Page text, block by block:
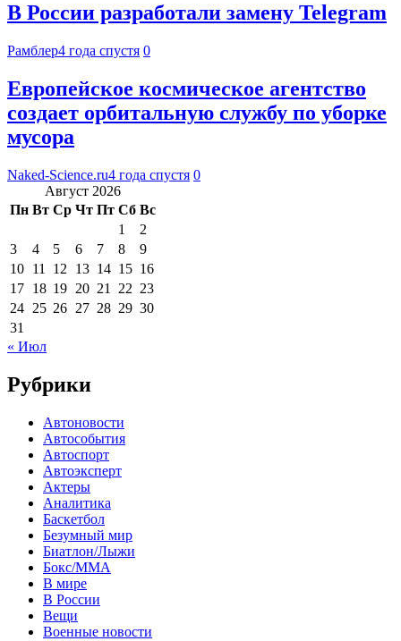
В России разработали замену Telegram
Рамблер4 года спустя 0
Европейское космическое агентство
создает орбитальную службу по уборке
мусора
Naked-Science.ru4 года спустя 0
Август 2026
Пн Вт Ср Чт Пт Сб Вс
1
2
3
4 5 6 7 8
9
10 11 12 13 14 15 16
17 18 19 20 21 22 23
24 25 26 27 28 29 30
31
« Июл
Рубрики
Автоновости
Автособытия
Автоспорт
Автоэксперт
Актеры
Аналитика
Баскетбол
Безумный мир
Биатлон/Лыжи
Бокс/MMA
В мире
В России
Вещи
Военные новости